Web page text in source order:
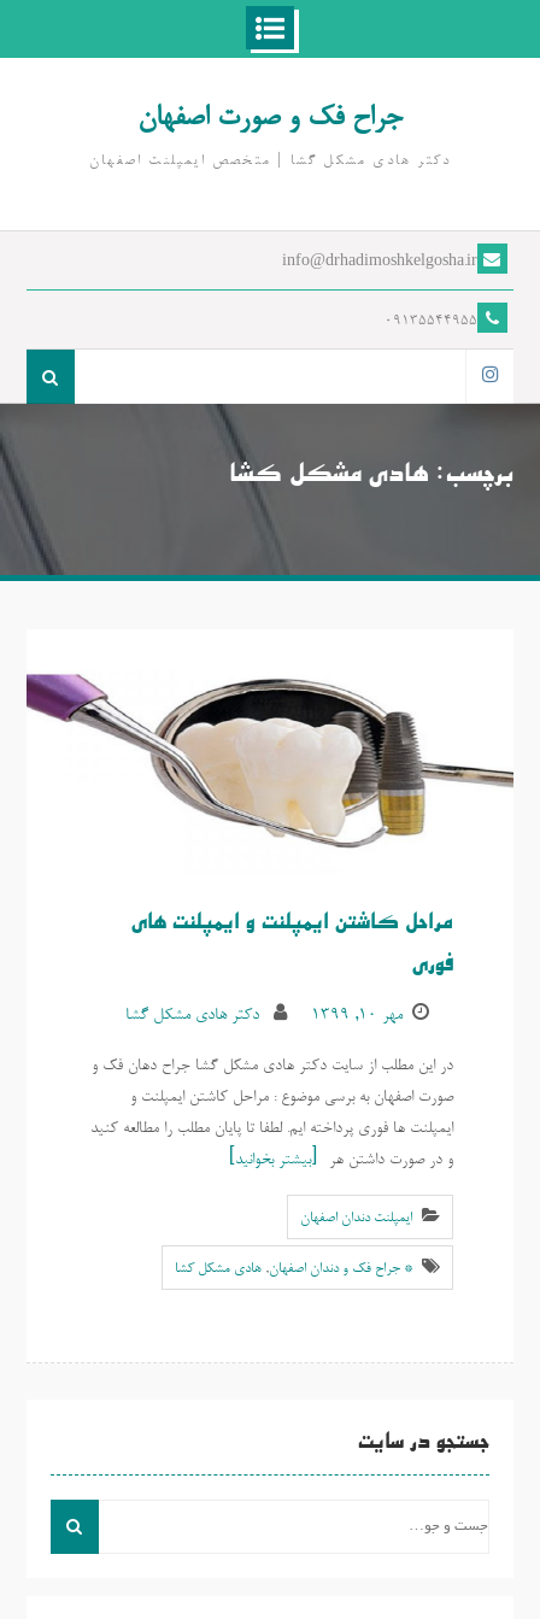
جراح فک و صورت اصفهان
دکتر هادی مشکل گشا | متخصص ايمپلنت اصفهان
info@drhadimoshkelgosha.ir
09135544955
برچسب: هادی مشکل کشا
مراحل کاشتن ایمپلنت و ایمپلنت های
فوری
مهر ۱۰, ۱۳۹۹ دکتر هادی مشکل گشا
در این مطلب از سایت دکتر هادی مشکل گشا جراح دهان فک و
صورت اصفهان به برسی موضوع : مراحل کاشتن ایمپلنت و
ایمپلنت ها فوری پرداخته ایم. لطفا تا پایان مطلب را مطالعه کنید
و در صورت داشتن هر
بیشتر بخوانید
ایمپلنت دندان اصفهان
* جراح فک و دندان اصفهان, هادی مشکل کشا
جستجو در سایت